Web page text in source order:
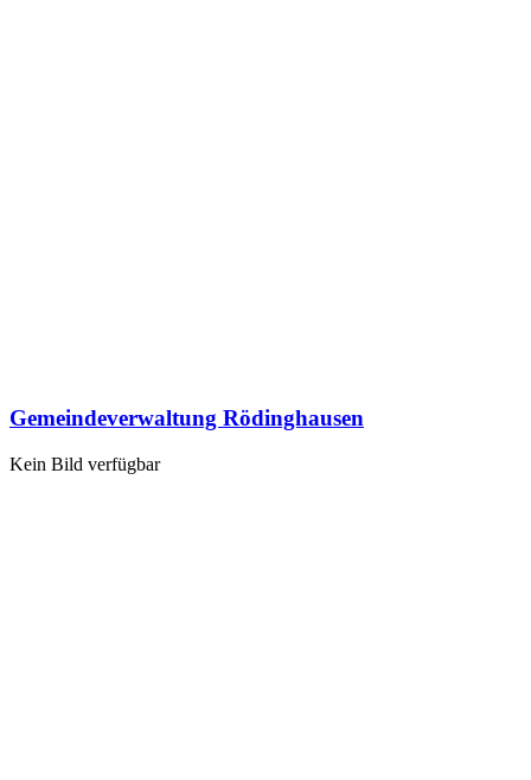
Gemeindeverwaltung Rödinghausen
Kein Bild verfügbar